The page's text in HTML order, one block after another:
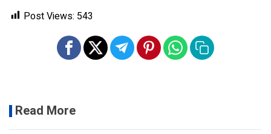
Post Views: 543
Read More